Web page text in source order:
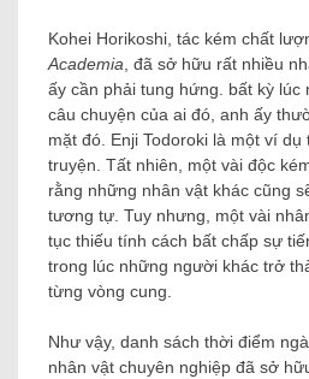
Kohei Horikoshi, tác kém chất
Academia, đã sở hữu rất nhiều
ấy cần phải tung hứng. bất kỳ lúc
câu chuyện của ai đó, anh ấy
mặt đó. Enji Todoroki là một ví
truyện. Tất nhiên, một vài độc
rằng những nhân vật khác cũng
tương tự. Tuy nhưng, một vài
tục thiếu tính cách bất chấp sự
trong lúc những người khác trở
từng vòng cung.
Như vậy, danh sách thời điểm
nhân vật chuyên nghiệp đã sở